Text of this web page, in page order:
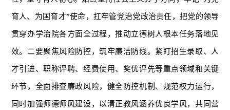
育人、为国育才”使命，扛牢管党治党政治责任，把党的领导
贯穿办学治院各方面全过程，推动立德树人根本任务落地见
效。二要聚焦风险防控，筑牢廉洁防线。紧盯招生录取、人
才引进、职称评聘、经费使用、奖优评先等重点领域和关键
环节，全面排查廉政风险，健全防控机制、规范权力运行，
同时加强师德师风建设，以清正教风涵养优良学风，共同营